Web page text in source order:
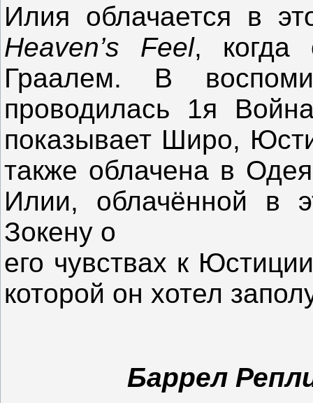
Илия облачается в
Heaven’s Feel, когда
Граалем. В
проводилась 1я
показывает Широ,
также облачена в
Илии, облачённой в
Зокену о
его чувствах к
которой он хотел
Баррел